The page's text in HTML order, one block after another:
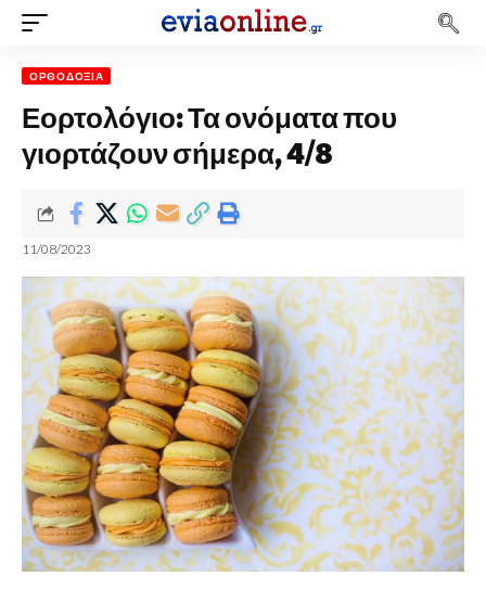
ΟΡΘΟΔΟΞΊΑ
Εορτολόγιο: Τα ονόματα που
γιορτάζουν σήμερα, 4/8
11/08/2023